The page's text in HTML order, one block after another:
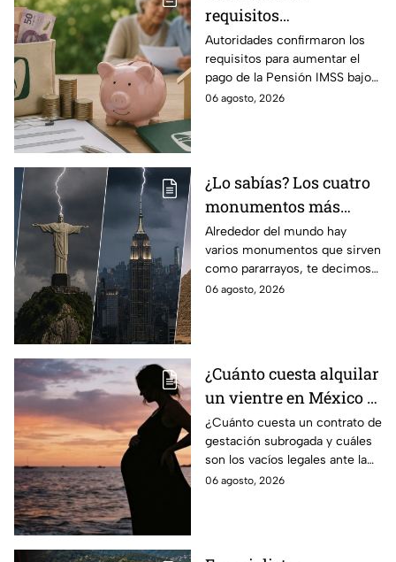
requisitos
indispensables para
incrementar el pago de
la Pensión IMSS bajo el
régimen de la Ley 73
Autoridades confirmaron los
requisitos para aumentar el
pago de la Pensión IMSS bajo
la Ley 73, ¿cuáles son?
06 agosto, 2026
¿Lo sabías? Los cuatro
monumentos más
famosos del mundo que
también funcionan
como pararrayos
Alrededor del mundo hay
varios monumentos que sirven
como pararrayos, te decimos
los cuatro más icónicos y
06 agosto, 2026
¿Cuánto cuesta alquilar
un vientre en México y
en qué estados se
permite la gestación
subrogada?
¿Cuánto cuesta un contrato de
gestación subrogada y cuáles
son los vacíos legales ante la
falta de una ley federal que
06 agosto, 2026